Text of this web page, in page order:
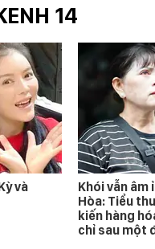
14
và
Khói vẫn âm
Hòa: Tiểu
kiến hàng
chỉ sau một